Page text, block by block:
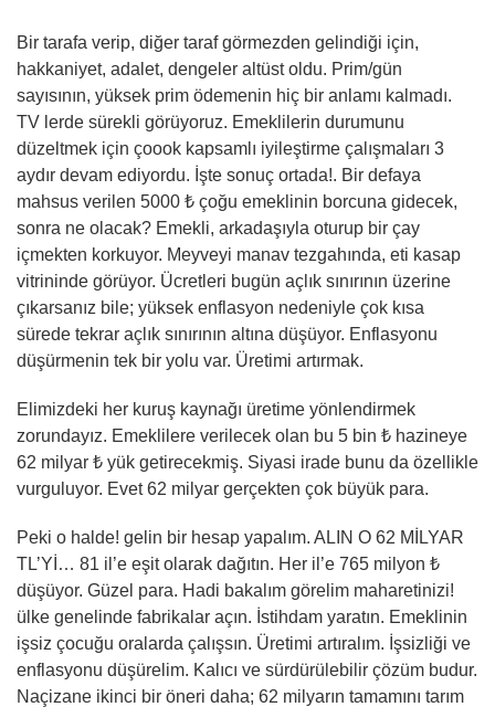
Bir tarafa verip, diğer taraf görmezden gelindiği için,
hakkaniyet, adalet, dengeler altüst oldu. Prim/gün
sayısının, yüksek prim ödemenin hiç bir anlamı kalmadı.
TV lerde sürekli görüyoruz. Emeklilerin durumunu
düzeltmek için çoook kapsamlı iyileştirme çalışmaları 3
aydır devam ediyordu. İşte sonuç ortada!. Bir defaya
mahsus verilen 5000 ₺ çoğu emeklinin borcuna gidecek,
sonra ne olacak? Emekli, arkadaşıyla oturup bir çay
içmekten korkuyor. Meyveyi manav tezgahında, eti kasap
vitrininde görüyor. Ücretleri bugün açlık sınırının üzerine
çıkarsanız bile; yüksek enflasyon nedeniyle çok kısa
sürede tekrar açlık sınırının altına düşüyor. Enflasyonu
düşürmenin tek bir yolu var. Üretimi artırmak.
Elimizdeki her kuruş kaynağı üretime yönlendirmek
zorundayız. Emeklilere verilecek olan bu 5 bin ₺ hazineye
62 milyar ₺ yük getirecekmiş. Siyasi irade bunu da özellikle
vurguluyor. Evet 62 milyar gerçekten çok büyük para.
Peki o halde! gelin bir hesap yapalım. ALIN O 62 MİLYAR
TL’Yİ… 81 il’e eşit olarak dağıtın. Her il’e 765 milyon ₺
düşüyor. Güzel para. Hadi bakalım görelim maharetinizi!
ülke genelinde fabrikalar açın. İstihdam yaratın. Emeklinin
işsiz çocuğu oralarda çalışsın. Üretimi artıralım. İşsizliği ve
enflasyonu düşürelim. Kalıcı ve sürdürülebilir çözüm budur.
Naçizane ikinci bir öneri daha; 62 milyarın tamamını tarım